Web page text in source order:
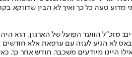
טעה כל כך ואיך לא הבין שדווקא
הוועד הפועל של הארגון. הוא
לא הגיע לעזה עם ערפאת אלא
כאילו היינו מיודעים משכבר. חודש